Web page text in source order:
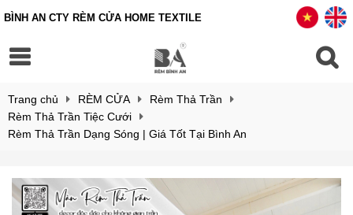
BÌNH AN CTY RÈM CỬA HOME TEXTILE
Trang chủ RÈM CỬA
Rèm Thả Trần
Rèm Thả Trần Tiệc Cưới
Rèm Thả Trần Dạng Sóng | Giá Tốt Tại Bình An